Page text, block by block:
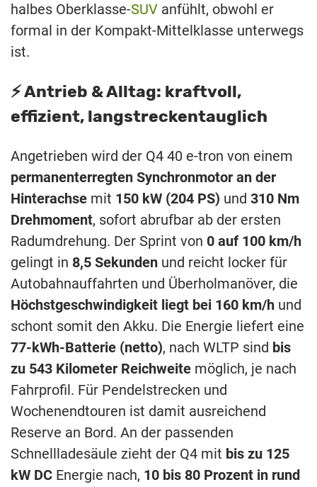
halbes Oberklasse-SUV anfühlt, obwohl er
formal in der Kompakt-Mittelklasse unterwegs
ist.
⚡️ Antrieb & Alltag: kraftvoll,
effizient, langstreckentauglich
Angetrieben wird der Q4 40 e-tron von einem
permanenterregten Synchronmotor an der
Hinterachse mit 150 kW (204 PS) und 310 Nm
Drehmoment, sofort abrufbar ab der ersten
Radumdrehung. Der Sprint von 0 auf 100 km/h
gelingt in 8,5 Sekunden und reicht locker für
Autobahnauffahrten und Überholmanöver, die
Höchstgeschwindigkeit liegt bei 160 km/h und
schont somit den Akku. Die Energie liefert eine
77-kWh-Batterie (netto), nach WLTP sind bis
zu 543 Kilometer Reichweite möglich, je nach
Fahrprofil. Für Pendelstrecken und
Wochenendtouren ist damit ausreichend
Reserve an Bord. An der passenden
Schnellladesäule zieht der Q4 mit bis zu 125
kW DC Energie nach, 10 bis 80 Prozent in rund